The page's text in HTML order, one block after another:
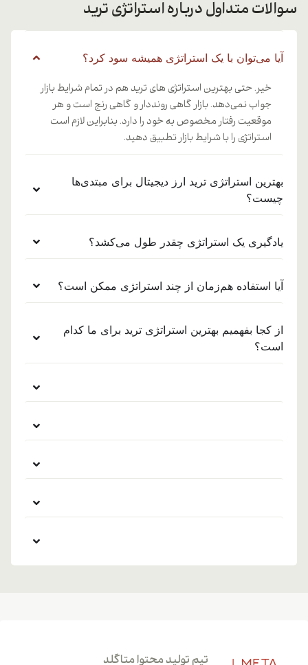
سوالات متداول درباره استراتژی ترید
آیا می‌توان با یک استراتژی همیشه سود کرد؟
خیر. حتی بهترین استراتژی های ترید هم در تمام شرایط بازار
جواب نمی‌دهد. بازار گاهی رونددار و گاهی رنج است و هر
موقعیت رفتار مخصوص به خود را دارد. بنابراین لازم است
استراتژی را با شرایط بازار تطبیق دهید.
بهترین استراتژی ترید ارز دیجیتال برای مبتدی‌ها
چیست؟
یادگیری یک استراتژی چقدر طول می‌کشد؟
آیا استفاده هم‌زمان از چند استراتژی ممکن است؟
از کجا بفهمیم بهترین استراتژی ترید برای ما کدام
است؟
تیم تولید محتوا متاگلد